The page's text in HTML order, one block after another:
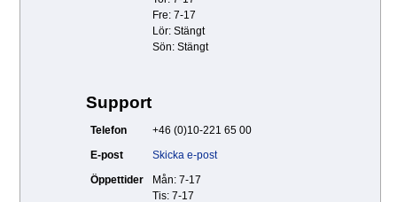
Fre: 7-17
Lör: Stängt
Sön: Stängt
Support
Telefon
+46 (0)10-221 65 00
E-post
Skicka e-post
Öppettider
Mån: 7-17
Tis: 7-17